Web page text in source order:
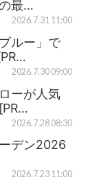
最…
2026.7.31 11:00
ルー」で
2026.7.30 09:00
ーが人気
2026.7.28 08:30
デン2026
2026.7.23 11:00